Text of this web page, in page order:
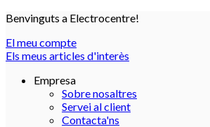
Benvinguts a Electrocentre!
El meu compte
Els meus articles d'interès
Empresa
Sobre nosaltres
Servei al client
Contacta'ns